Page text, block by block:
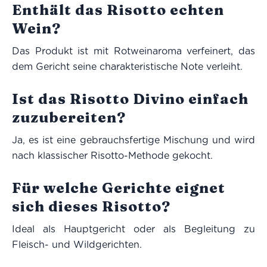
Enthält das Risotto echten
Wein?
Das Produkt ist mit Rotweinaroma verfeinert, das
dem Gericht seine charakteristische Note verleiht.
Ist das Risotto Divino einfach
zuzubereiten?
Ja, es ist eine gebrauchsfertige Mischung und wird
nach klassischer Risotto-Methode gekocht.
Für welche Gerichte eignet
sich dieses Risotto?
Ideal als Hauptgericht oder als Begleitung zu
Fleisch- und Wildgerichten.